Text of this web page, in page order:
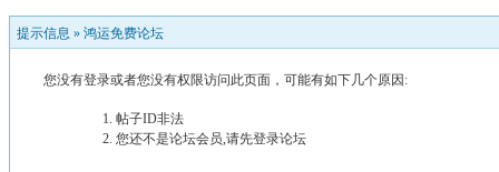
提示信息 » 鸿运免费论坛
您没有登录或者您没有权限访问此页面，可能有如下几个原因:
帖子ID非法
您还不是论坛会员,请先登录论坛